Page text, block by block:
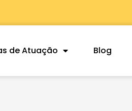
de Atuação Blog